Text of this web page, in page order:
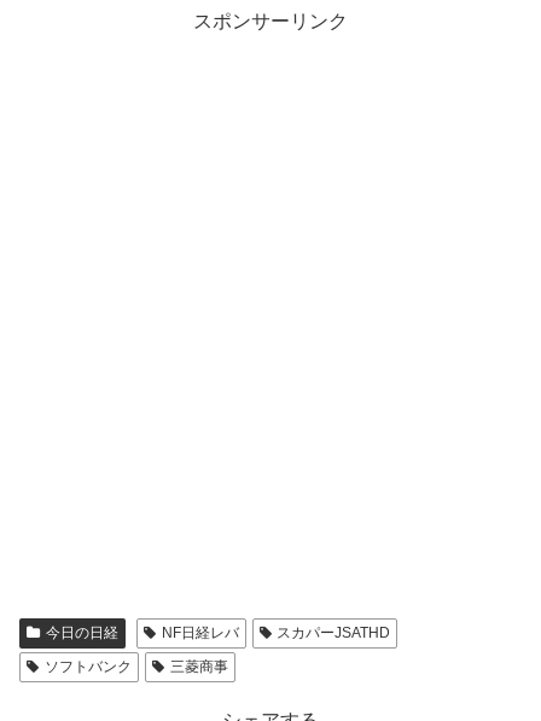
スポンサーリンク
今日の日経 NF日経レバ
スカパーJSATHD
ソフトバンク
三菱商事